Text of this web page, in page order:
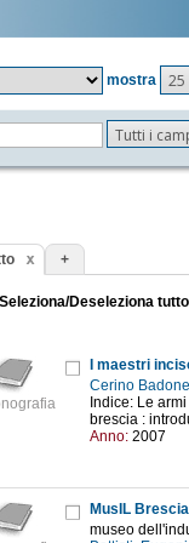
mostra
25
Tutti i
+
Seleziona/Deseleziona tutto
I maestri
Cerino
Indice: Le
brescia :
Anno: 2007
MusIL Brescia
museo